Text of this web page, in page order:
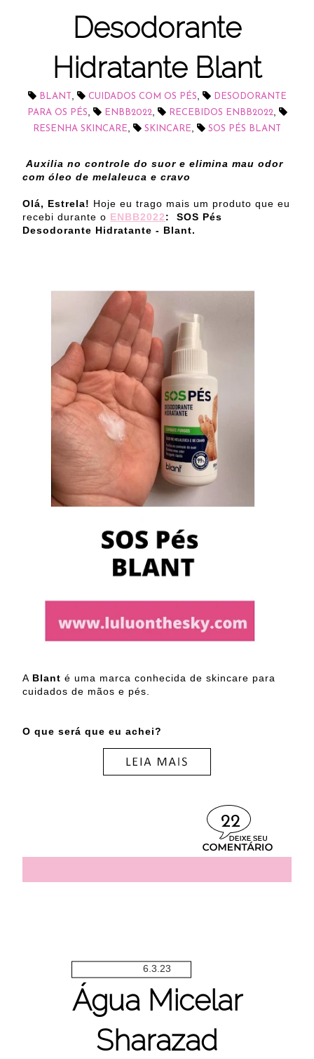
Desodorante
Hidratante Blant
BLANT CUIDADOS COM OS PÉS
DESODORANTE
PARA OS PÉS
ENBB2022 RECEBIDOS ENBB2022
RESENHA SKINCARE SKINCARE SOS PÉS BLANT
Auxilia no controle do suor e elimina mau odor
com óleo de melaleuca e cravo
Olá, Estrela! Hoje eu trago mais um produto que eu
recebi durante o ENBB2022: SOS Pés
Desodorante Hidratante - Blant.
A Blant é uma marca conhecida de skincare para
cuidados de mãos e pés.
O que será que eu achei?
22
6.3.23
Água Micelar
Sharazad